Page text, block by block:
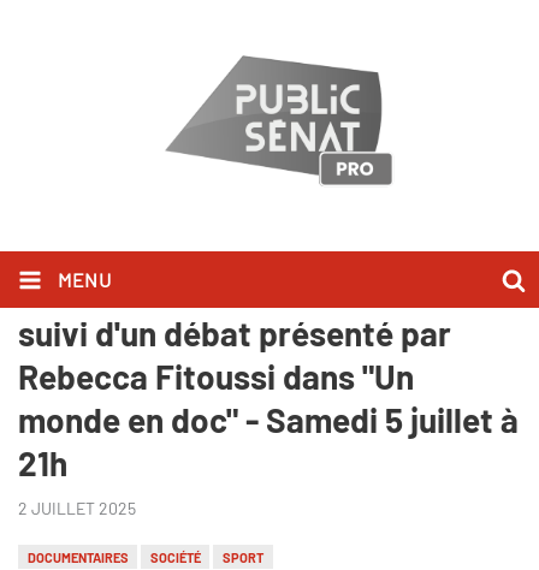
MENU
"Mon village à l'heure du Tour",
suivi d'un débat présenté par
Rebecca Fitoussi dans "Un
monde en doc" - Samedi 5 juillet à
21h
2 JUILLET 2025
DOCUMENTAIRES SOCIÉTÉ SPORT